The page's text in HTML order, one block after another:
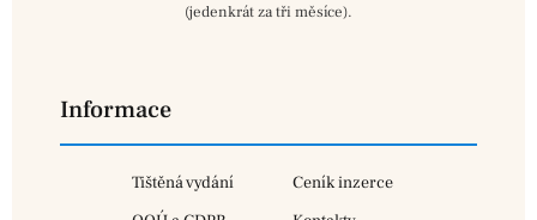
(jedenkrát za tři měsíce).
Informace
Tištěná vydání
Ceník inzerce